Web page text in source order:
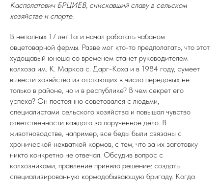
Касполатович БРЦИЕВ, снискавший славу в сельском
хозяйстве и спорте.
В неполных 17 лет Гоги начал работать чабаном
овцетоварной фермы. Разве мог кто-то предполагать, что этот
худощавый юноша со временем станет руководителем
колхоза им. К. Маркса с. Дарг-Коха и в 1984 году, сумеет
вывести хозяйство из отстающих в число передовых не
только в районе, но и в республике? В чем секрет его
успеха? Он постоянно советовался с людьми,
специалистами сельского хозяйства и повышал чувство
ответственности каждого за порученное дело. В
животноводстве, например, все беды были связаны с
хронической нехваткой кормов, с тем, что за их заготовку
никто конкретно не отвечал. Обсудив вопрос с
колхозниками, правление приняло решение: создать
специализированную кормодобывающую бригаду. Когда